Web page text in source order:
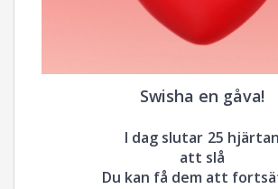
Swisha en gåva!
I dag slutar 25 hjärtan
att slå
Du kan få dem att